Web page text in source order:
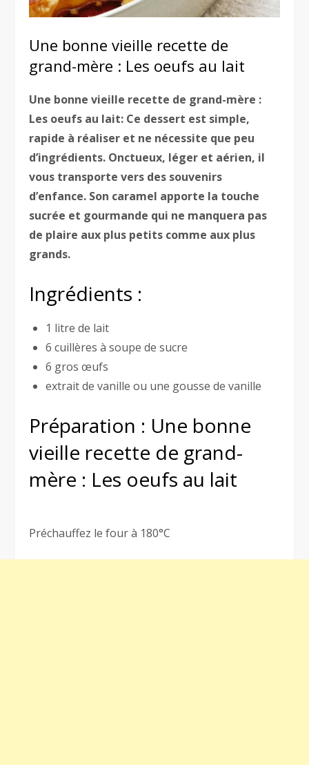
Une bonne vieille recette de
grand-mère : Les oeufs au lait
Une bonne vieille recette de grand-mère :
Les oeufs au lait: Ce dessert est simple,
rapide à réaliser et ne nécessite que peu
d’ingrédients. Onctueux, léger et aérien, il
vous transporte vers des souvenirs
d’enfance. Son caramel apporte la touche
sucrée et gourmande qui ne manquera pas
de plaire aux plus petits comme aux plus
grands.
Ingrédients :
1 litre de lait
6 cuillères à soupe de sucre
6 gros œufs
extrait de vanille ou une gousse de vanille
Préparation : Une bonne
vieille recette de grand-
mère : Les oeufs au lait
Préchauffez le four à 180°C